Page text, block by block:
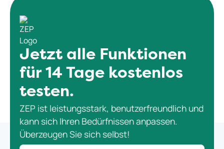
Jetzt alle Funktionen
für 14 Tage kostenlos
testen.
ZEP ist leistungsstark, benutzerfreundlich und
kann sich Ihren Bedürfnissen anpassen.
Überzeugen Sie sich selbst!